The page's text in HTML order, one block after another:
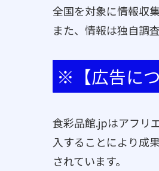
全国を対象に情報収
また、情報は独自調
※【広告につ
食彩品館.jpはアフリ
入することにより成
されています。